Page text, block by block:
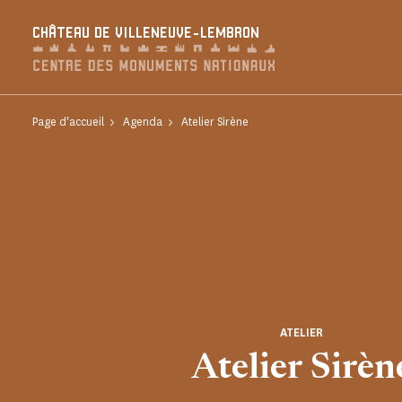
CHÂTEAU DE VILLENEUVE-LEMBRON
Page d'accueil Agenda Atelier Sirène
Atelier
ATELIER